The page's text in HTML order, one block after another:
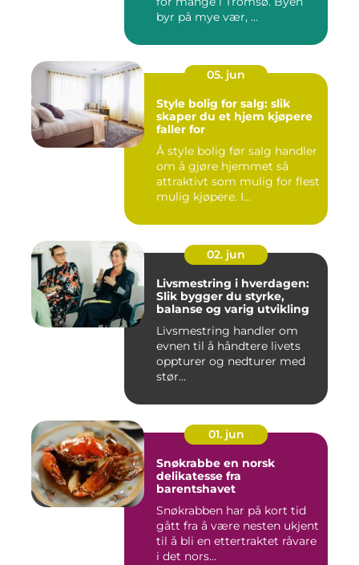
byr på mye vær, ...
05. jun
Style bolig for salg: slik
skaper du et hjem kjøpere
faller for
Å style bolig før salg handler
om å gjøre hjemmet så
attraktivt som mulig for flest
mulig kjøpere. I...
02. jun
Livsmestring i hverdagen:
Slik bygger du styrke,
balanse og varig utvikling
Livsmestring handler om
evnen til å håndtere livets
oppturer og nedturer med
stør...
01. jun
Snøkrabbe en norsk
delikatesse fra
barentshavet
Snøkrabben har på kort tid
gått fra å være nesten ukjent
til å bli en ettertraktet råvare
i det nors...